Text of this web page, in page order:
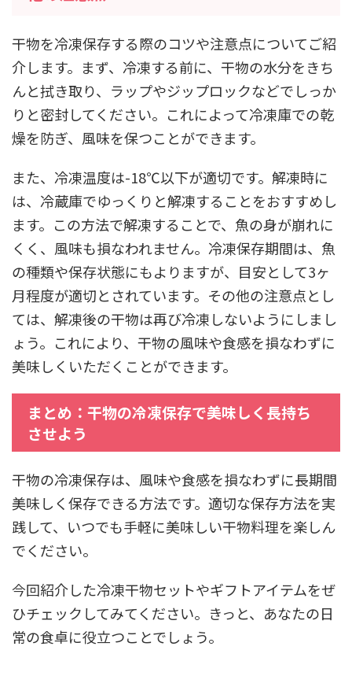
干物を冷凍保存する際のコツや注意点についてご紹
介します。まず、冷凍する前に、干物の水分をきち
んと拭き取り、ラップやジップロックなどでしっか
りと密封してください。これによって冷凍庫での乾
燥を防ぎ、風味を保つことができます。
また、冷凍温度は-18℃以下が適切です。解凍時に
は、冷蔵庫でゆっくりと解凍することをおすすめし
ます。この方法で解凍することで、魚の身が崩れに
くく、風味も損なわれません。冷凍保存期間は、魚
の種類や保存状態にもよりますが、目安として3ヶ
月程度が適切とされています。その他の注意点とし
ては、解凍後の干物は再び冷凍しないようにしまし
ょう。これにより、干物の風味や食感を損なわずに
美味しくいただくことができます。
まとめ：干物の冷凍保存で美味しく長持ち
させよう
干物の冷凍保存は、風味や食感を損なわずに長期間
美味しく保存できる方法です。適切な保存方法を実
践して、いつでも手軽に美味しい干物料理を楽しん
でください。
今回紹介した冷凍干物セットやギフトアイテムをぜ
ひチェックしてみてください。きっと、あなたの日
常の食卓に役立つことでしょう。